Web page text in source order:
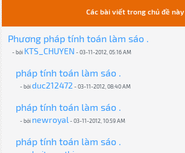
Các bài viết trong chủ đề này
Phương pháp tính toán làm sáo .
- bởi KTS_CHUYEN - 03-11-2012, 05:16 AM
pháp tính toán làm sáo .
- bởiduc212472 - 03-11-2012, 08:40 AM
pháp tính toán làm sáo .
- bởi newroyal- 03-11-2012, 10:59 AM
pháp tính toán làm sáo .